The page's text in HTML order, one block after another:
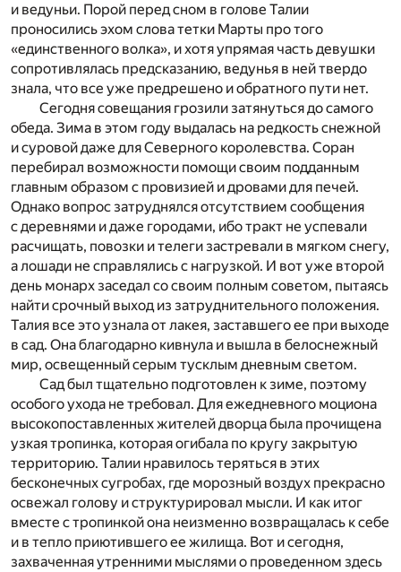
и ведуньи. Порой перед сном в голове Талии
проносились эхом слова тетки Марты про того
«единственного волка», и хотя упрямая часть девушки
сопротивлялась предсказанию, ведунья в ней твердо
знала, что все уже предрешено и обратного пути нет.
Сегодня совещания грозили затянуться до самого
обеда. Зима в этом году выдалась на редкость снежной
и суровой даже для Северного королевства. Соран
перебирал возможности помощи своим подданным
главным образом с провизией и дровами для печей.
Однако вопрос затруднялся отсутствием сообщения
с деревнями и даже городами, ибо тракт не успевали
расчищать, повозки и телеги застревали в мягком снегу,
а лошади не справлялись с нагрузкой. И вот уже второй
день монарх заседал со своим полным советом, пытаясь
найти срочный выход из затруднительного положения.
Талия все это узнала от лакея, заставшего ее при выходе
в сад. Она благодарно кивнула и вышла в белоснежный
мир, освещенный серым тусклым дневным светом.
Сад был тщательно подготовлен к зиме, поэтому
особого ухода не требовал. Для ежедневного моциона
высокопоставленных жителей дворца была прочищена
узкая тропинка, которая огибала по кругу закрытую
территорию. Талии нравилось теряться в этих
бесконечных сугробах, где морозный воздух прекрасно
освежал голову и структурировал мысли. И как итог
вместе с тропинкой она неизменно возвращалась к себе
и в тепло приютившего ее жилища. Вот и сегодня,
захваченная утренними мыслями о проведенном здесь